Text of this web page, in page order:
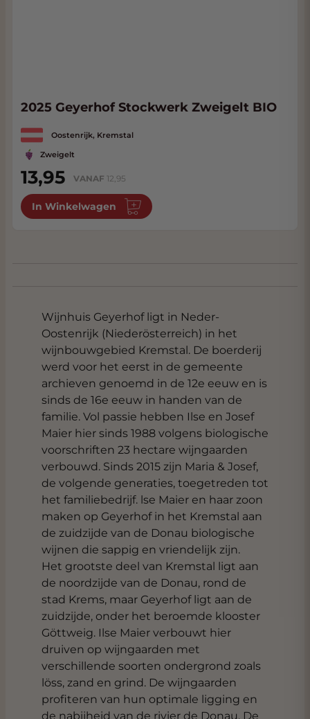
2025 Geyerhof Stockwerk Zweigelt BIO
Oostenrijk, Kremstal
Zweigelt
13,95 VANAF 12,95
In Winkelwagen
Wijnhuis Geyerhof ligt in Neder-
Oostenrijk (Niederösterreich) in het
wijnbouwgebied Kremstal. De boerderij
werd voor het eerst in de gemeente
archieven genoemd in de 12e eeuw en is
sinds de 16e eeuw in handen van de
familie. Vol passie hebben Ilse en Josef
Maier hier sinds 1988 volgens biologische
voorschriften 23 hectare wijngaarden
verbouwd. Sinds 2015 zijn Maria & Josef,
de volgende generaties, toegetreden tot
het familiebedrijf. lse Maier en haar zoon
maken op Geyerhof in het Kremstal aan
de zuidzijde van de Donau biologische
wijnen die sappig en vriendelijk zijn.
Het grootste deel van Kremstal ligt aan
de noordzijde van de Donau, rond de
stad Krems, maar Geyerhof ligt aan de
zuidzijde, onder het beroemde klooster
Göttweig. Ilse Maier verbouwt hier
druiven op wijngaarden met
verschillende soorten ondergrond zoals
löss, zand en grind. De wijngaarden
profiteren van hun optimale ligging en
de nabijheid van de rivier de Donau. De